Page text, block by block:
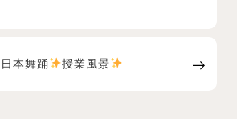
日本舞踊 授業風景